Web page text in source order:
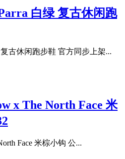
白绿 复古休闲跑
古休闲跑步鞋 官方同步上架...
x The North Face 米
Face 米棕小钩 公...